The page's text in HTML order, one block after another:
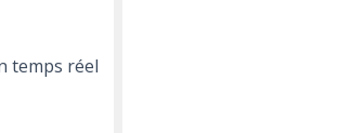
temps réel